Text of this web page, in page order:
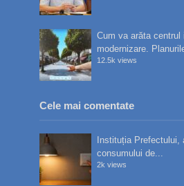
Cum va arăta centrul
modernizare.
12.5k views
Cele mai comentate
Instituția Prefectului,
consumului de...
2k views